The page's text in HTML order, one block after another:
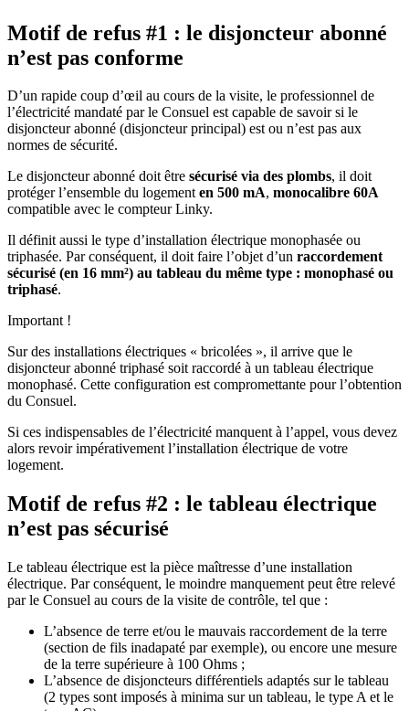
Motif de refus #1 : le disjoncteur abonné
n’est pas conforme
D’un rapide coup d’œil au cours de la visite, le professionnel de
l’électricité mandaté par le Consuel est capable de savoir si le
disjoncteur abonné (disjoncteur principal) est ou n’est pas aux
normes de sécurité.
Le disjoncteur abonné doit être sécurisé via des plombs, il doit
protéger l’ensemble du logementen 500 mA, monocalibre 60A
compatible avec le compteur Linky.
Il définit aussi le type d’installation électrique monophasée ou
triphasée. Par conséquent, il doit faire l’objet d’un raccordement
sécurisé (en 16 mm²) au tableau du même type : monophasé ou
triphasé.
Important !
Sur des installations électriques « bricolées », il arrive que le
disjoncteur abonné triphasé soit raccordé à un tableau électrique
monophasé. Cette configuration est compromettante pour l’obtention
du Consuel.
Si ces indispensables de l’électricité manquent à l’appel, vous devez
alors revoir impérativement l’installation électrique de votre
logement.
Motif de refus #2 : le tableau électrique
n’est pas sécurisé
Le tableau électrique est la pièce maîtresse d’une installation
électrique. Par conséquent, le moindre manquement peut être relevé
par le Consuel au cours de la visite de contrôle, tel que :
L’absence de terre et/ou le mauvais raccordement de la terre
(section de fils inadapaté par exemple), ou encore une mesure
de la terre supérieure à 100 Ohms ;
L’absence de disjoncteurs différentiels adaptés sur le tableau
(2 types sont imposés à minima sur un tableau, le type A et le